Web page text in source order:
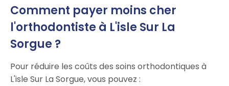
Comment payer moins cher
l'orthodontiste à L'isle Sur La
Sorgue ?
Pour réduire les coûts des soins orthodontiques à
L'isle Sur La Sorgue, vous pouvez :